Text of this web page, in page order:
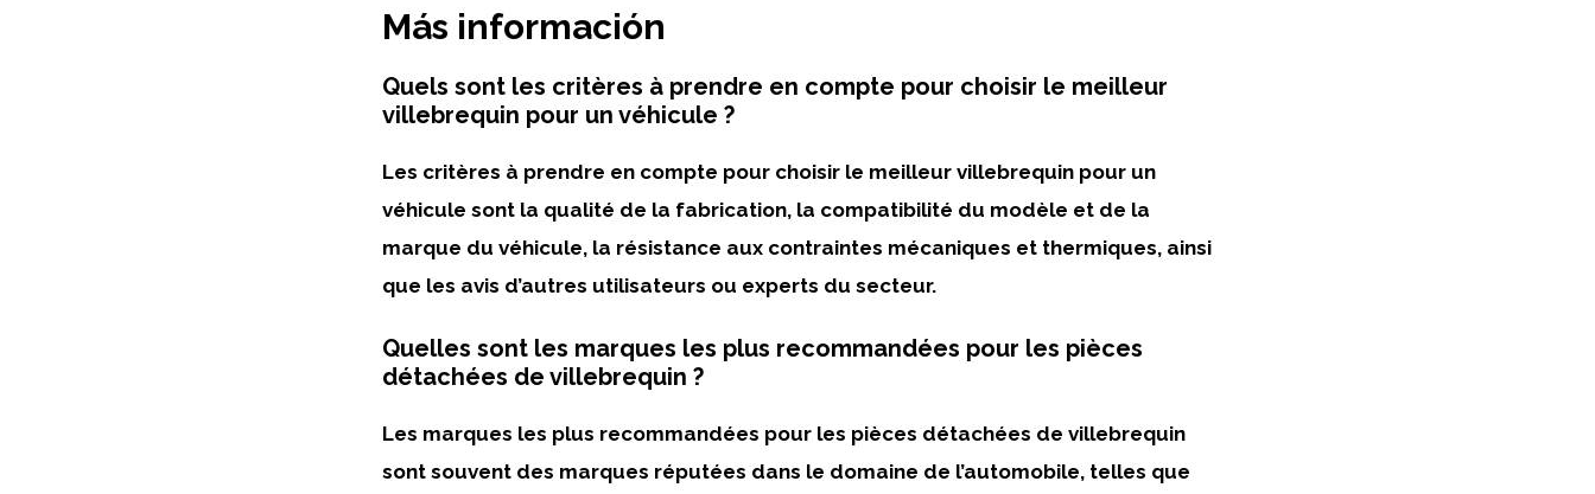
Más información
Quels sont les critères à prendre en compte pour choisir le meilleur
villebrequin pour un véhicule ?
Les critères à prendre en compte pour choisir le meilleur villebrequin pour un
véhicule sont la qualité de la fabrication, la compatibilité du modèle et de la
marque du véhicule, la résistance aux contraintes mécaniques et thermiques, ainsi
que les avis d’autres utilisateurs ou experts du secteur.
Quelles sont les marques les plus recommandées pour les pièces
détachées de villebrequin ?
Les marques les plus recommandées pour les pièces détachées de villebrequin
sont souvent des marques réputées dans le domaine de l’automobile, telles que